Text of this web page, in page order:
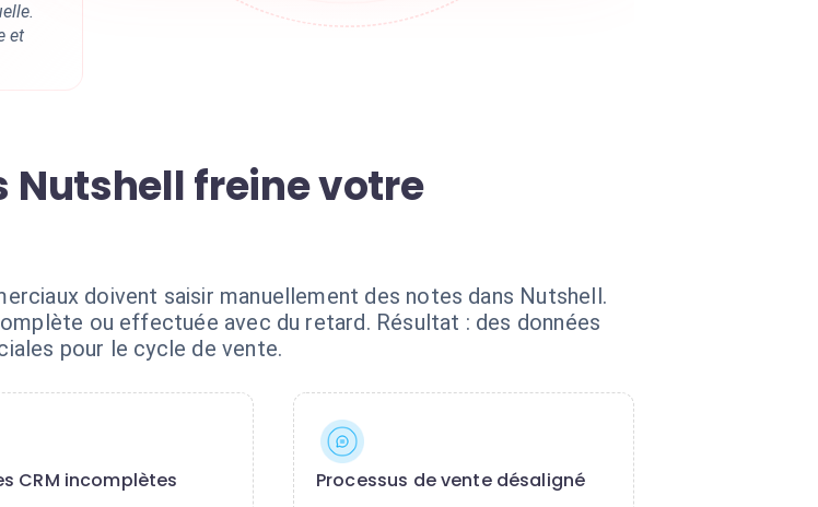
et
Nutshell freine votre
doivent saisir manuellement des notes dans Nutshell.
ou effectuée avec du retard. Résultat : des données
pour le cycle de vente.
CRM incomplètes Processus de vente désaligné